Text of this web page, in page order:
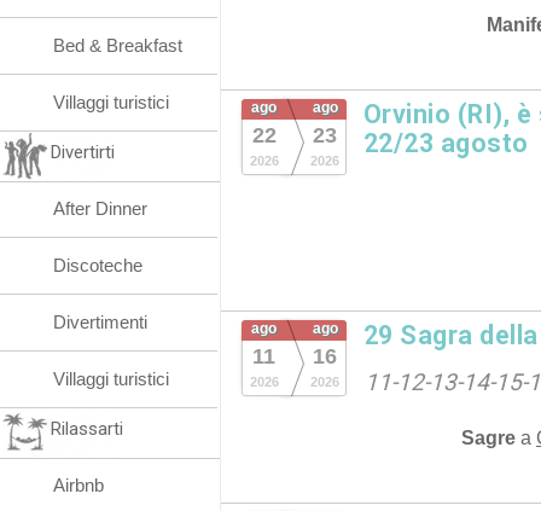
ago
22
2026
ago
23
2026
Orvinio (RI),
22/23 agosto
ago
11
2026
ago
16
2026
29 Sagra
11-12-13-14-
Sagre a
Bed & Breakfast
Villaggi turistici
Divertirti
After Dinner
Discoteche
Divertimenti
Villaggi turistici
Rilassarti
Airbnb